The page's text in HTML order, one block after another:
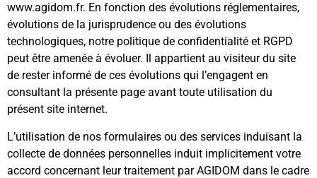
www.agidom.fr. En fonction des évolutions réglementaires,
évolutions de la jurisprudence ou des évolutions
technologiques, notre politique de confidentialité et RGPD
peut être amenée à évoluer. Il appartient au visiteur du site
de rester informé de ces évolutions qui l’engagent en
consultant la présente page avant toute utilisation du
présent site internet.
L’utilisation de nos formulaires ou des services induisant la
collecte de données personnelles induit implicitement votre
accord concernant leur traitement par AGIDOM dans le cadre